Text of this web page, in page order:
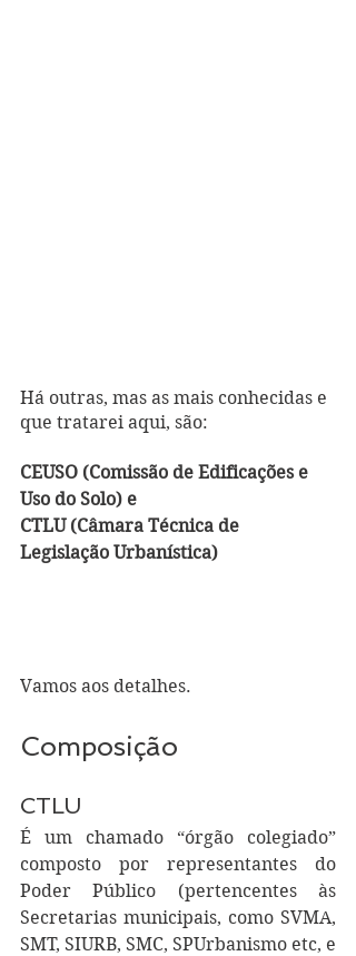
Há outras, mas as mais conhecidas e
que tratarei aqui, são:
CEUSO (Comissão de Edificações e
Uso do Solo) e
CTLU (Câmara Técnica de
Legislação Urbanística)
Vamos aos detalhes.
Composição
CTLU
É um chamado “órgão colegiado”
composto por representantes do
Poder Público (pertencentes às
Secretarias municipais, como SVMA,
SMT, SIURB, SMC, SPUrbanismo etc, e